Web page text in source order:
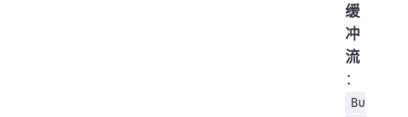
缓
冲
流
：
Bu